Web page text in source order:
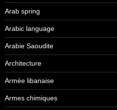
Arab spring
Arabic language
Arabie Saoudite
Architecture
Armée libanaise
Armes chimiques